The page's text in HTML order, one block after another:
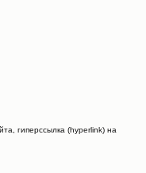
гиперссылка (hyperlink) на